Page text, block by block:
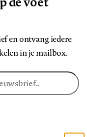
en ontvang iedere
in je mailbox.